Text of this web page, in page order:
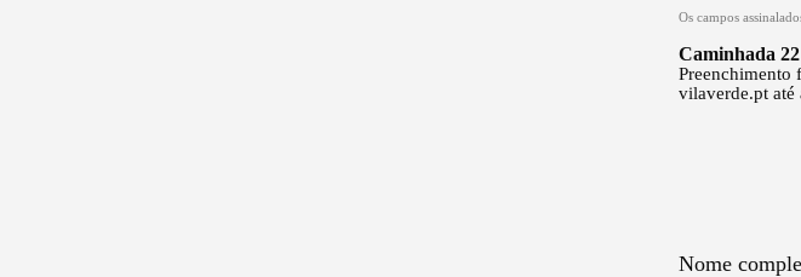
Os campos
Caminhada
Preenchimento
vilaverde.pt até
Nome